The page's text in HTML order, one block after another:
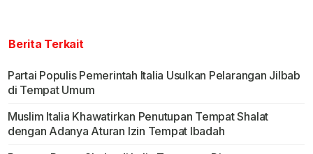
Berita Terkait
Partai Populis Pemerintah Italia Usulkan Pelarangan Jilbab
di Tempat Umum
Muslim Italia Khawatirkan Penutupan Tempat Shalat
dengan Adanya Aturan Izin Tempat Ibadah